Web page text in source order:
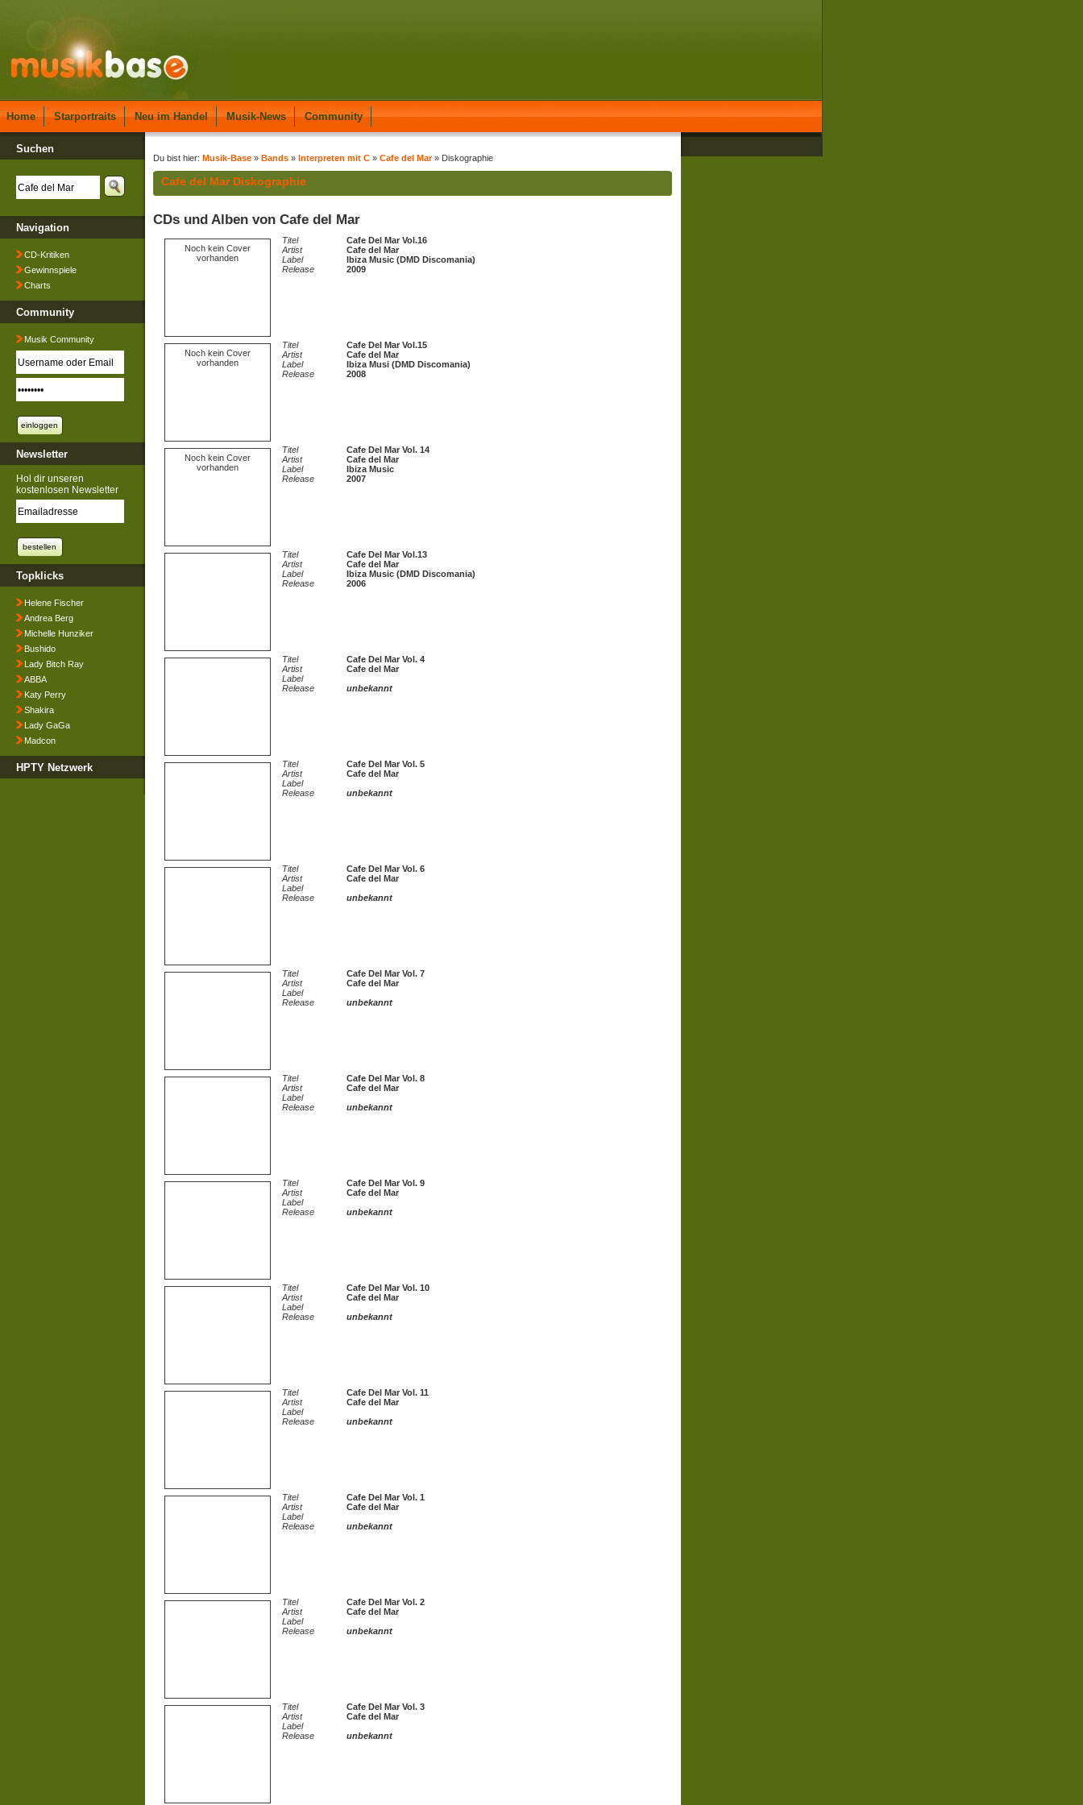
Home Starportraits Neu im Handel Musik-News Community
Suchen
Navigation
CD-Kritiken
Gewinnspiele
Charts
Community
Musik Community
Newsletter
Hol dir unseren
kostenlosen Newsletter
Topklicks
Helene Fischer
Andrea Berg
Michelle Hunziker
Bushido
Lady Bitch Ray
ABBA
Katy Perry
Shakira
Lady GaGa
Madcon
HPTY Netzwerk
Du bist hier: Musik-Base » Bands » Interpreten mit C » Cafe del Mar» Diskographie
Cafe del Mar Diskographie
CDs und Alben von Cafe del Mar
Noch kein Cover
vorhanden
Titel
Cafe Del Mar Vol.16
Artist
Cafe del Mar
Label
Ibiza Music (DMD Discomania)
Release
2009
Noch kein Cover
vorhanden
Titel
Cafe Del Mar Vol.15
Artist
Cafe del Mar
Label
Ibiza Musi (DMD Discomania)
Release
2008
Noch kein Cover
vorhanden
Titel
Cafe Del Mar Vol. 14
Artist
Cafe del Mar
Label
Ibiza Music
Release
2007
Titel
Cafe Del Mar Vol.13
Artist
Cafe del Mar
Label
Ibiza Music (DMD Discomania)
Release
2006
Titel
Cafe Del Mar Vol. 4
Artist
Cafe del Mar
Label
Release
unbekannt
Titel
Cafe Del Mar Vol. 5
Artist
Cafe del Mar
Label
Release
unbekannt
Titel
Cafe Del Mar Vol. 6
Artist
Cafe del Mar
Label
Release
unbekannt
Titel
Cafe Del Mar Vol. 7
Artist
Cafe del Mar
Label
Release
unbekannt
Titel
Cafe Del Mar Vol. 8
Artist
Cafe del Mar
Label
Release
unbekannt
Titel
Cafe Del Mar Vol. 9
Artist
Cafe del Mar
Label
Release
unbekannt
Titel
Cafe Del Mar Vol. 10
Artist
Cafe del Mar
Label
Release
unbekannt
Titel
Cafe Del Mar Vol. 11
Artist
Cafe del Mar
Label
Release
unbekannt
Titel
Cafe Del Mar Vol. 1
Artist
Cafe del Mar
Label
Release
unbekannt
Titel
Cafe Del Mar Vol. 2
Artist
Cafe del Mar
Label
Release
unbekannt
Titel
Cafe Del Mar Vol. 3
Artist
Cafe del Mar
Label
Release
unbekannt